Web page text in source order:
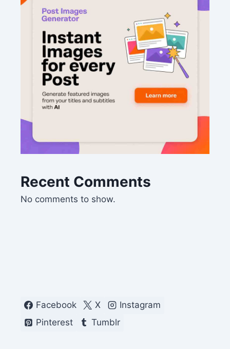
Recent Comments
No comments to show.
Facebook X
Instagram
Pinterest
Tumblr